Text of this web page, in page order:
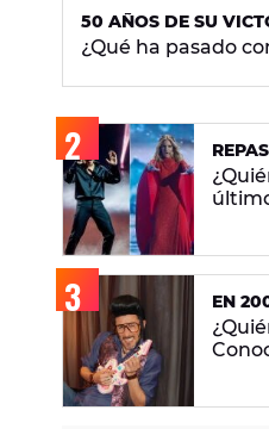
50 AÑOS DE SU
¿Qué ha pasado
EN